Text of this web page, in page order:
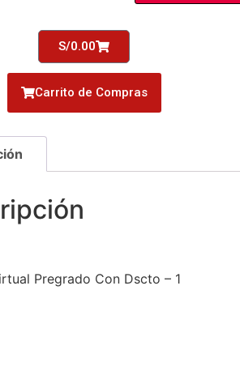
S/0.00
Carrito de Compras
Pregrado Con Dscto – 1